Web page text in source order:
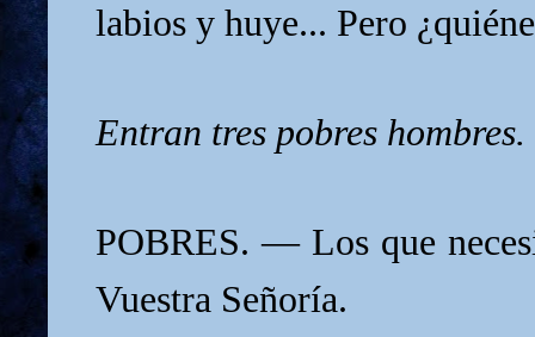
labios y huye... Pero
Entran tres pobres hombres.
POBRES. — Los que
Vuestra Señoría.